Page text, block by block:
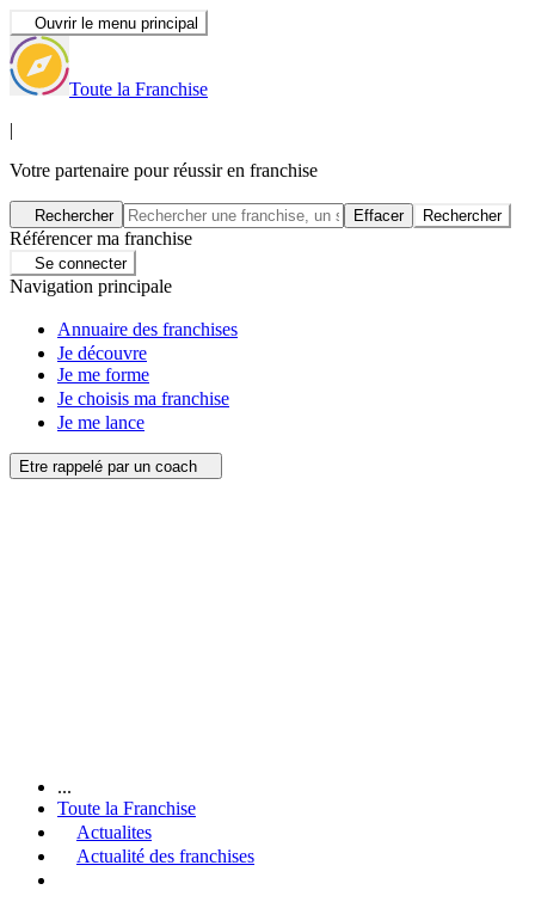
Ouvrir le menu principal
Toute la Franchise
|
Votre partenaire pour réussir en franchise
Rechercher Effacer Rechercher
Référencer ma franchise
Se connecter
Navigation principale
Annuaire des franchises
Je découvre
Je me forme
Je choisis ma franchise
Je me lance
Etre rappelé par un coach
...
Toute la Franchise
Actualites
Actualité des franchises